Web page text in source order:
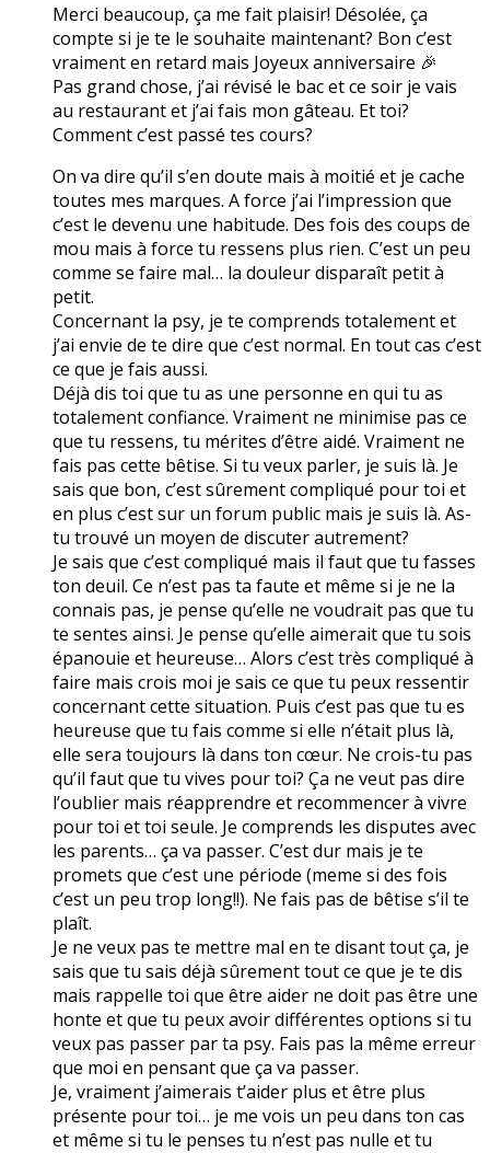
Merci beaucoup, ça me fait plaisir! Désolée, ça
compte si je te le souhaite maintenant? Bon c’est
vraiment en retard mais Joyeux anniversaire 🎉
Pas grand chose, j’ai révisé le bac et ce soir je vais
au restaurant et j’ai fais mon gâteau. Et toi?
Comment c’est passé tes cours?
On va dire qu’il s’en doute mais à moitié et je cache
toutes mes marques. A force j’ai l’impression que
c’est le devenu une habitude. Des fois des coups de
mou mais à force tu ressens plus rien. C’est un peu
comme se faire mal… la douleur disparaît petit à
petit.
Concernant la psy, je te comprends totalement et
j’ai envie de te dire que c’est normal. En tout cas c’est
ce que je fais aussi.
Déjà dis toi que tu as une personne en qui tu as
totalement confiance. Vraiment ne minimise pas ce
que tu ressens, tu mérites d’être aidé. Vraiment ne
fais pas cette bêtise. Si tu veux parler, je suis là. Je
sais que bon, c’est sûrement compliqué pour toi et
en plus c’est sur un forum public mais je suis là. As-
tu trouvé un moyen de discuter autrement?
Je sais que c’est compliqué mais il faut que tu fasses
ton deuil. Ce n’est pas ta faute et même si je ne la
connais pas, je pense qu’elle ne voudrait pas que tu
te sentes ainsi. Je pense qu’elle aimerait que tu sois
épanouie et heureuse… Alors c’est très compliqué à
faire mais crois moi je sais ce que tu peux ressentir
concernant cette situation. Puis c’est pas que tu es
heureuse que tu fais comme si elle n’était plus là,
elle sera toujours là dans ton cœur. Ne crois-tu pas
qu’il faut que tu vives pour toi? Ça ne veut pas dire
l’oublier mais réapprendre et recommencer à vivre
pour toi et toi seule. Je comprends les disputes avec
les parents… ça va passer. C’est dur mais je te
promets que c’est une période (meme si des fois
c’est un peu trop long!!). Ne fais pas de bêtise s’il te
plaît.
Je ne veux pas te mettre mal en te disant tout ça, je
sais que tu sais déjà sûrement tout ce que je te dis
mais rappelle toi que être aider ne doit pas être une
honte et que tu peux avoir différentes options si tu
veux pas passer par ta psy. Fais pas la même erreur
que moi en pensant que ça va passer.
Je, vraiment j’aimerais t’aider plus et être plus
présente pour toi… je me vois un peu dans ton cas
et même si tu le penses tu n’est pas nulle et tu